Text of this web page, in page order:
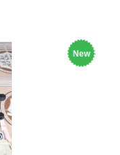
New